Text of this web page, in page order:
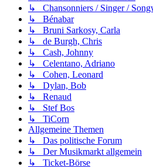
↳ Chansonniers / Singer /
↳ Bénabar
↳ Bruni Sarkosy, Carla
↳ de Burgh, Chris
↳ Cash, Johnny
↳ Celentano, Adriano
↳ Cohen, Leonard
↳ Dylan, Bob
↳ Renaud
↳ Stef Bos
↳ TiCorn
Allgemeine Themen
↳ Das politische Forum
↳ Der Musikmarkt allgemein
↳ Ticket-Börse